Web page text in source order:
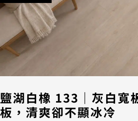
鹽湖白橡 133｜灰白寬
板，清爽卻不顯冰冷